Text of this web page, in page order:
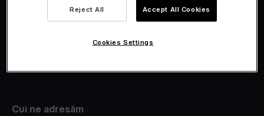
Fiscalizare
Cui ne adresăm
Reject All Accept All Cookies
Cookies Settings